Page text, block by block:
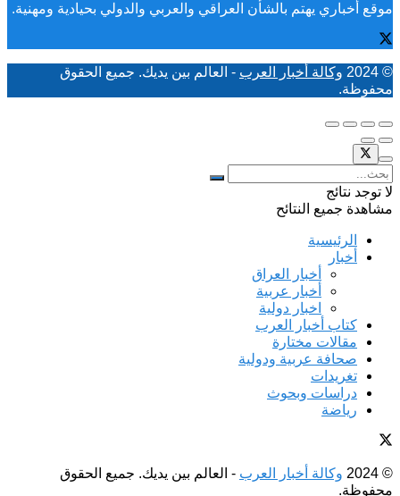
موقع أخباري يهتم بالشأن العراقي والعربي والدولي بحيادية ومهنية.
© 2024 وكالة أخبار العرب - العالم بين يديك. جميع الحقوق
محفوظة.
لا توجد نتائج
مشاهدة جميع النتائح
الرئيسية
أخبار
أخبار العراق
أخبار عربية
اخبار دولية
كتاب أخبار العرب
مقالات مختارة
صحافة عربية ودولية
تغريدات
دراسات وبحوث
رياضة
© 2024 وكالة أخبار العرب - العالم بين يديك. جميع الحقوق
محفوظة.